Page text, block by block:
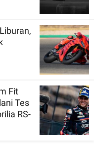
Fit
Tes
RS-